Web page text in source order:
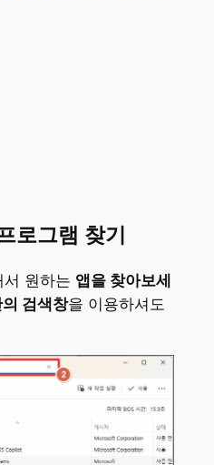
로그램 찾기
서 원하는 앱을 찾아보세
검색창을 이용하셔도